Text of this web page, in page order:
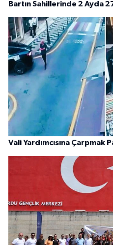
Bartın Sahillerinde 2 Ayda
Vali Yardımcısına Çarpmak